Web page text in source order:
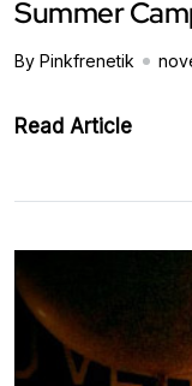
Summer
By Pinkfrenetik
Read Article